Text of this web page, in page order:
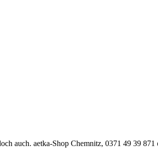
auch. aetka-Shop Chemnitz, 0371 49 39 871